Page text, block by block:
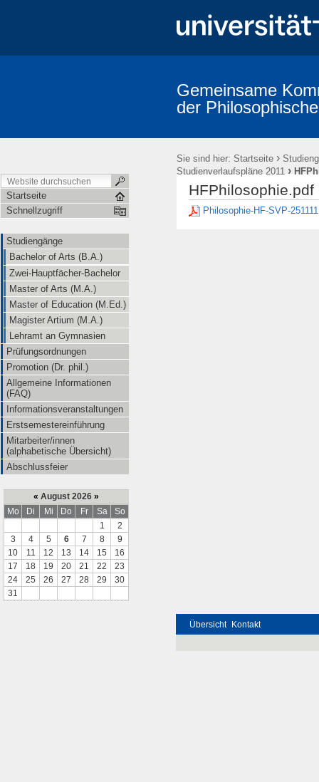
Mitarbeiter/innen (alphabetische
Gemeinsame
der
Sie sind hier: Startseite ›
Studienverlaufspläne 2011 ›
Startseite
Schnellzugriff
Studiengänge
Bachelor of Arts (B.A.)
Zwei-Hauptfächer-Bachelor
Master of Arts (M.A.)
Master of Education (M.Ed.)
Magister Artium (M.A.)
Lehramt an Gymnasien
Prüfungsordnungen
Promotion (Dr. phil.)
Allgemeine Informationen
(FAQ)
Informationsveranstaltungen
Erstsemestereinführung
Mitarbeiter/innen
(alphabetische Übersicht)
Abschlussfeier
« August 2026 »
Mo
Di Mi Do Fr Sa
So
1
2
3
4 5 6 7 8
9
10
11 12 13 14 15
16
17
18 19 20 21 22
23
24
25 26 27 28 29
30
31
HFPhilosophie.pdf
Philosophie-HF-SVP-
Übersicht Kontakt